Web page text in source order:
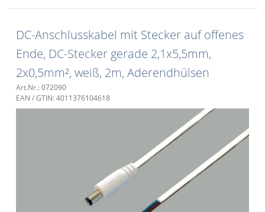
DC-Anschlusskabel mit Stecker auf offenes
Ende, DC-Stecker gerade 2,1x5,5mm,
2x0,5mm², weiß, 2m, Aderendhülsen
Art.Nr.: 072090
EAN / GTIN: 4011376104618